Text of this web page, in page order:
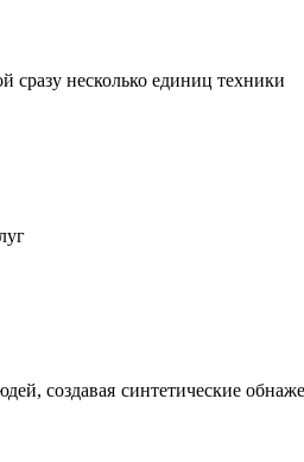
сразу несколько единиц техники
создавая синтетические